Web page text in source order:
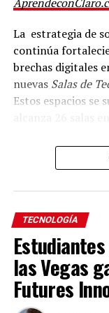
La estrategia de
continúa
brechas digitales
nuevas Salas de
Estos espacios se
Gracias a la
organización
formación y
(
fortalece
PWC y PCSHECK
salas.
TECNOLOGÍA
las Vegas
Futures